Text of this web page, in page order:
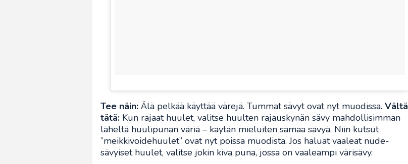
Tee näin: Älä pelkää käyttää värejä. Tummat sävyt ovat nyt muodissa. Vältä
tätä: Kun rajaat huulet, valitse huulten rajauskynän sävy mahdollisimman
läheltä huulipunan väriä – käytän mieluiten samaa sävyä. Niin kutsut
”meikkivoidehuulet” ovat nyt poissa muodista. Jos haluat vaaleat nude-
sävyiset huulet, valitse jokin kiva puna, jossa on vaaleampi värisävy.